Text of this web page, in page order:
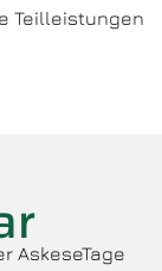
Teilleistungen
AskeseTage